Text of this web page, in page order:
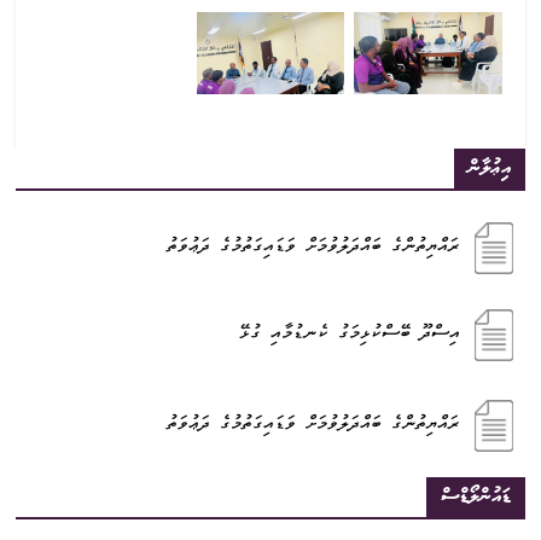
އިޢުލާން
ރައްޔިތުންގެ ބައްދަލުވުމަށް ވަޑައިގަތުމުގެ ދަޢުވަތު
އިސްދޫ ބޭސްކުޅިމަގު ކެނޑުމާއި ގުޅޭ
ރައްޔިތުންގެ ބައްދަލުވުމަށް ވަޑައިގަތުމުގެ ދަޢުވަތު
ޑައުންލޯޑްސް